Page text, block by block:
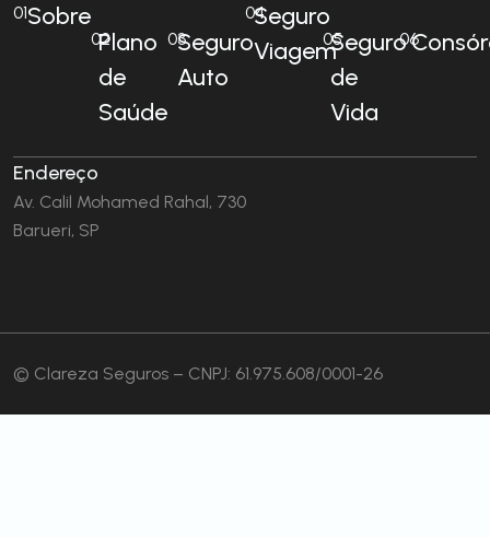
01Sobre
02Plano
de
Saúde
03Seguro
Auto
04Seguro
Viagem
05Seguro
de
Vida
06
Endereço
Av. Calil Mohamed Rahal, 730
Barueri, SP
© Clareza Seguros – CNPJ: 61.975.608/0001-26